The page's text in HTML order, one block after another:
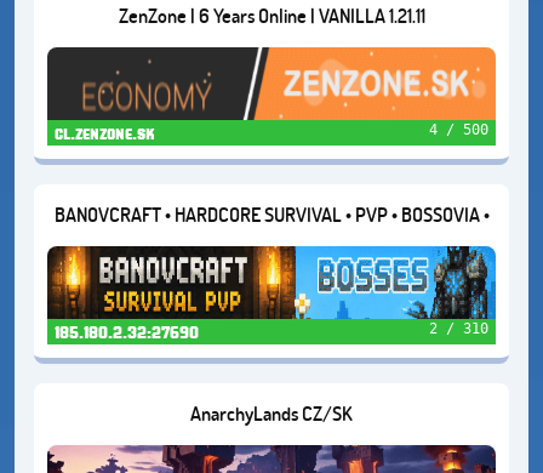
ZenZone | 6 Years Online | VANILLA 1.21.11
cl.zenzone.sk 4 / 500
BANOVCRAFT • HARDCORE SURVIVAL • PVP • BOSSOVIA •
EVENTY • MINIHRY
185.180.2.32:27690 2 / 310
AnarchyLands CZ/SK